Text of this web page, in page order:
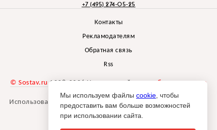
+7 (495) 274-05-25
Контакты
Рекламодателям
Обратная связь
Rss
© Sostav.ru 1998-2026 Независимый проектбрендингового
агентства Depot
Использование материалов Sostav.ru допустимо только при
указании источника.
Мы используем файлы cookie , чтобы
предоставить вам больше возможностей
при использовании сайта.